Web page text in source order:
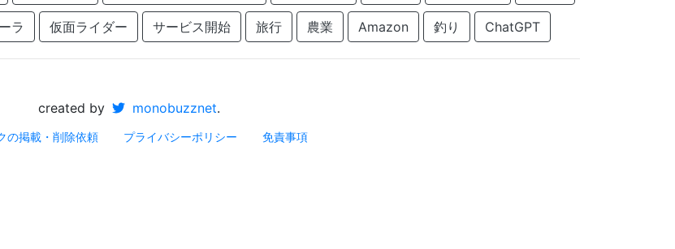
ラ 仮面ライダー サービス開始 旅行 農業 Amazon 釣り ChatGPT
created by monobuzznet.
の掲載・削除依頼 プライバシーポリシー 免責事項